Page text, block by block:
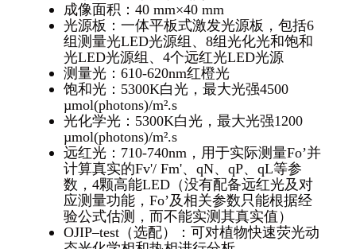
成像面积：40 mm×40 mm
光源板：一体平板式激发光源板，包括6
组测量光LED光源组、8组光化光和饱和
光LED光源组、4个远红光LED光源
测量光：610-620nm红橙光
饱和光：5300K白光，最大光强4500
µmol(photons)/m².s
光化学光：5300K白光，最大光强1200
µmol(photons)/m².s
远红光：710-740nm，用于实际测量Fo’并
计算真实的Fv'/ Fm'、qN、qP、qL等参
数，4颗高能LED（没有配备远红光及对
应测量功能，Fo’及相关参数只能根据经
验公式估测，而不能实测其真实值）
OJIP–test（选配）：可对植物快速荧光动